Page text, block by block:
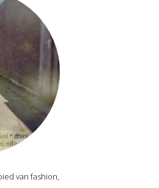
van fashion,